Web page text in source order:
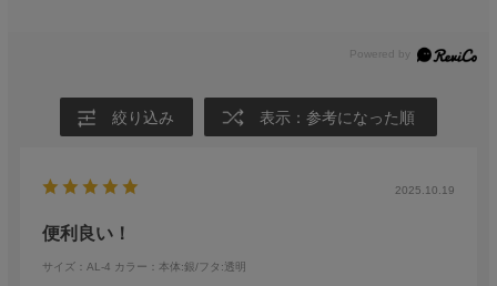
絞り込み 表示：参考になった順
2025.10.19
便利良い！
サイズ：AL-4 カラー：本体:銀/フタ:透明